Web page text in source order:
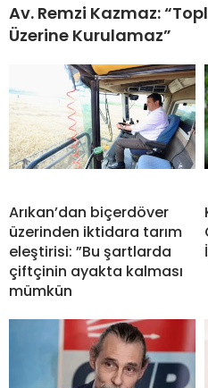
Av. Remzi Kazmaz:
Üzerine Kurulamaz”
Arıkan’dan biçerdöver
üzerinden iktidara tarım
eleştirisi: ”Bu şartlarda
çiftçinin ayakta kalması
mümkün